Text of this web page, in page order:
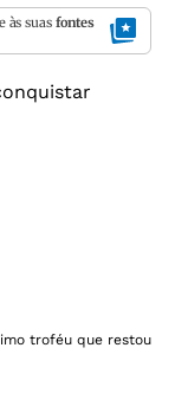
às suas fontes
troféu que restou